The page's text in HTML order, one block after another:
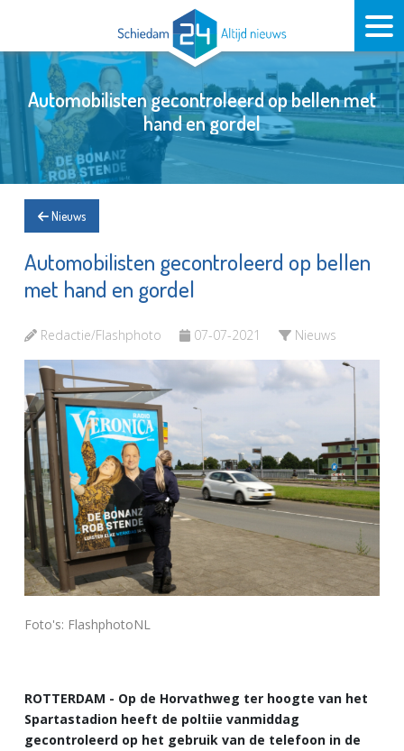
Automobilisten gecontroleerd op bellen met
hand en gordel
Nieuws
Automobilisten gecontroleerd op bellen
met hand en gordel
Redactie/Flashphoto 07-07-2021 Nieuws
Foto's: FlashphotoNL
ROTTERDAM - Op de Horvathweg ter hoogte van het
Spartastadion heeft de poltiie vanmiddag
gecontroleerd op het gebruik van de telefoon in de